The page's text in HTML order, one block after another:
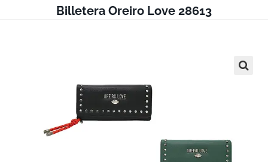
Billetera Oreiro Love 28613